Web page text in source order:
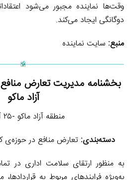
وقت‌ها نماینده مجبور می‌شود
دوگانگی ایجاد می‌کند.
منبع: سایت نماینده
بخشنامه مدیریت تعارض منافع
آزاد ماکو
منطقه آزاد ماکو -۲۵ آذر ۹۹
دسته‌بندی: تعارض منافع در حوزه‌ی
به منظور ارتقای سلامت اداری در
به‌ویژه فرایندهای مربوط به